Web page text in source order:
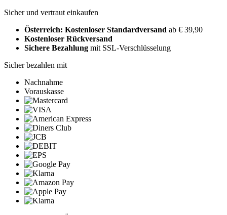
Sicher und vertraut einkaufen
Österreich: Kostenloser Standardversand ab € 39,90
Kostenloser Rückversand
Sichere Bezahlung mit SSL-Verschlüsselung
Sicher bezahlen mit
Nachnahme
Vorauskasse